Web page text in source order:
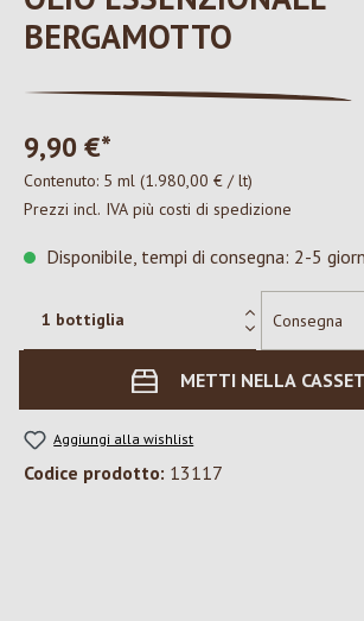
BERGAMOTTO
9,90 €*
Contenuto: 5 ml (1.980,00 € / lt)
Prezzi incl. IVA più costi di spedizione
Disponibile, tempi di consegna: 2-5
METTI NELLA
Aggiungi alla wishlist
Codice prodotto: 13117